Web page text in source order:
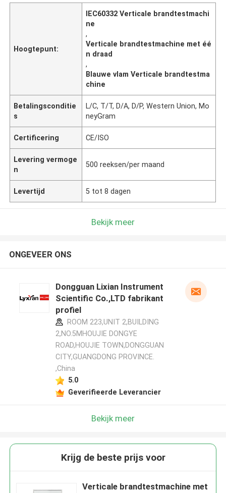
Hoogtepunt:
IEC60332 Verticale brandtestmachi
ne
,
Verticale brandtestmachine met éé
n draad
,
Blauwe vlam Verticale brandtestma
chine
Betalingsconditie
s
L/C, T/T, D/A, D/P, Western Union, Mo
neyGram
Certificering CE/ISO
Levering vermoge
n
500 reeksen/per maand
Levertijd 5 tot 8 dagen
Bekijk meer
ONGEVEER ONS
Dongguan Lixian Instrument
Scientific Co.,LTD fabrikant
profiel
ROOM 223,UNIT 2,BUILDING
2,NO.5MHOUJIE DONGYE
ROAD,HOUJIE TOWN,DONGGUAN
CITY,GUANGDONG PROVINCE.
,China
5.0
Geverifieerde Leverancier
Bekijk meer
Krijg de beste prijs voor
Verticale brandtestmachine met